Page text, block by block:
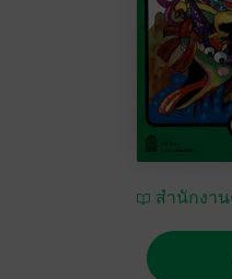
สำนักงา
พื้นฐาน กระ